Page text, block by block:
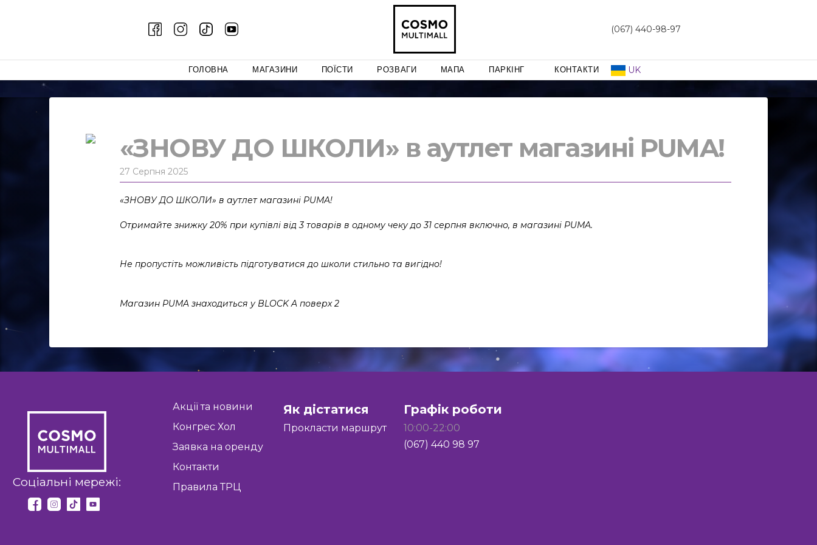
(067) 440-98-97
ГОЛОВНА МАГАЗИНИ ПОЇСТИ РОЗВАГИ МАПА ПАРКІНГ КОНТАКТИ UK
«ЗНОВУ ДО ШКОЛИ» в аутлет магазині PUMA!
27 Серпня 2025
«ЗНОВУ ДО ШКОЛИ» в аутлет магазині PUMA!
Отримайте знижку 20% при купівлі від 3 товарів в одному чеку до 31 серпня включно, в магазині PUMA.
Не пропустіть можливість підготуватися до школи стильно та вигідно!
Магазин PUMA знаходиться у BLOCK A поверх 2
Соціальні мережі:
Акції та новини
Конгрес Хол
Заявка на оренду
Контакти
Правила ТРЦ
Як дістатися
Прокласти маршрут
Графік роботи
10:00-22:00
(067) 440 98 97